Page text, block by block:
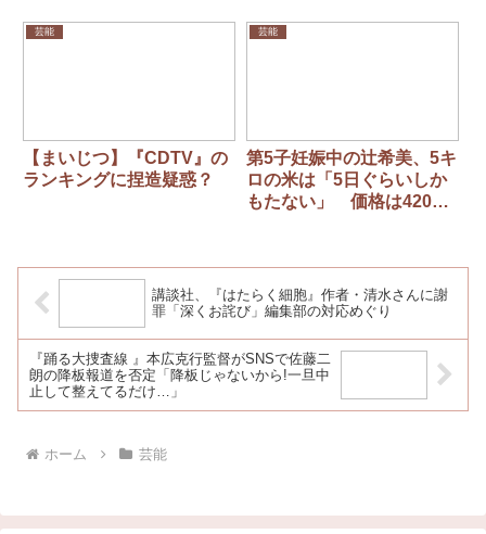
芸能
【まいじつ】『CDTV』の
ランキングに捏造疑惑？
芸能
第5子妊娠中の辻希美、5キ
ロの米は「5日ぐらいしか
もたない」 価格は4200
講談社、『はたらく細胞』作者・清水さんに謝
罪「深くお詫び」編集部の対応めぐり
『踊る大捜査線 』本広克行監督がSNSで佐藤二
朗の降板報道を否定「降板じゃないから!一旦中
止して整えてるだけ…」
ホーム 芸能